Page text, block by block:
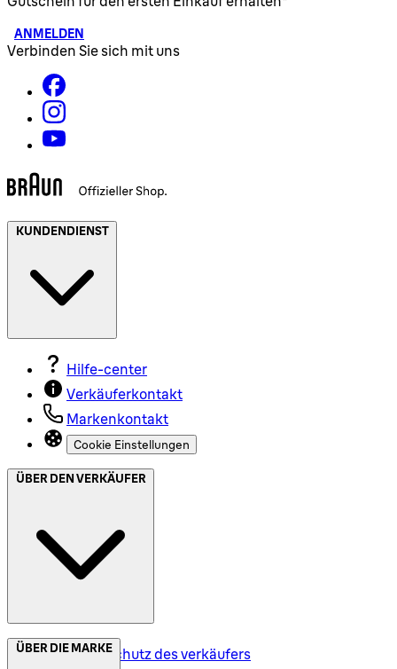
ANMELDEN
Verbinden Sie sich mit uns
KUNDENDIENST
Hilfe-center
Verkäuferkontakt
Markenkontakt
Cookie Einstellungen
ÜBER DEN VERKÄUFER
Datenschutz des verkäufers
ÜBER DIE MARKE